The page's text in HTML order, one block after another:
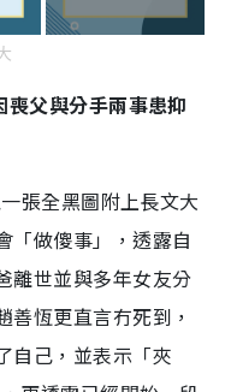
父與分手兩事患抑
張全黑圖附上長文大
「做傻事」，透露自
離世並與多年女友分
恆更直言冇死到，
自己，並表示「夾